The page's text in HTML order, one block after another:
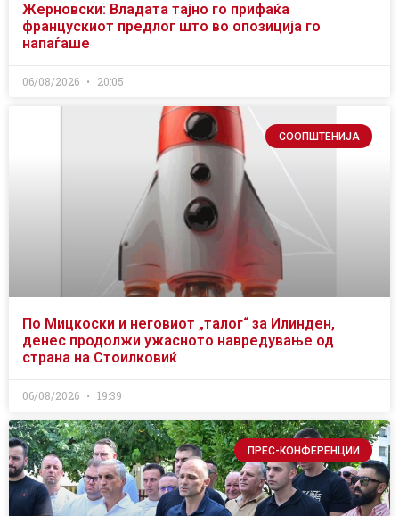
Жерновски: Владата тајно го прифаќа
францускиот предлог што во опозиција го
напаѓаше
06/08/2026 20:05
СООПШТЕНИЈА
По Мицкоски и неговиот „талог“ за Илинден,
денес продолжи ужасното навредување од
страна на Стоилковиќ
06/08/2026 19:39
ПРЕС-КОНФЕРЕНЦИИ